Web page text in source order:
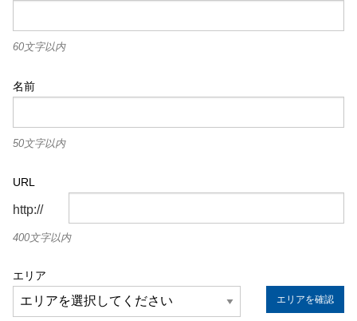
60文字以内
名前
50文字以内
URL
http://
400文字以内
エリア
エリアを確認